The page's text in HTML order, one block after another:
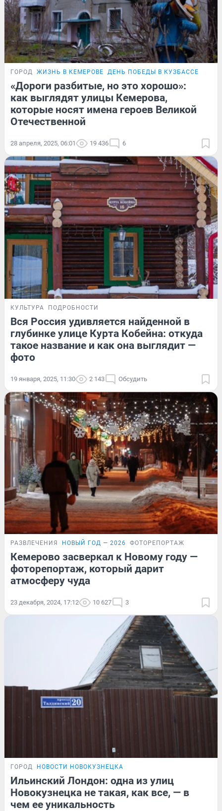
ГОРОД ЖИЗНЬ В КЕМЕРОВЕ ДЕНЬ ПОБЕДЫ В КУЗБАССЕ
«Дороги разбитые, но это хорошо»:
как выглядят улицы Кемерова,
которые носят имена героев Великой
Отечественной
28 апреля, 2025, 06:01 19 436 6
КУЛЬТУРА ПОДРОБНОСТИ
Вся Россия удивляется найденной в
глубинке улице Курта Кобейна: откуда
такое название и как она выглядит —
фото
19 января, 2025, 11:30 2 143 Обсудить
РАЗВЛЕЧЕНИЯ НОВЫЙ ГОД — 2026 ФОТОРЕПОРТАЖ
Кемерово засверкал к Новому году —
фоторепортаж, который дарит
атмосферу чуда
23 декабря, 2024, 17:12 10 627 3
ГОРОД НОВОСТИ НОВОКУЗНЕЦКА
Ильинский Лондон: одна из улиц
Новокузнецка не такая, как все, — в
чем ее уникальность